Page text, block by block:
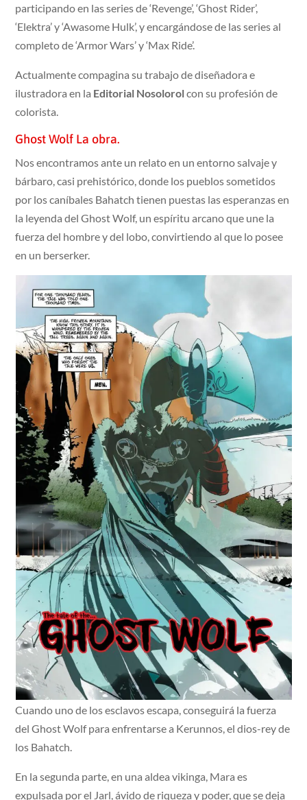
participando en las series de ‘Revenge’, ‘Ghost Rider’,
‘Elektra’ y ‘Awasome Hulk’, y encargándose de las series al
completo de ‘Armor Wars’ y ‘Max Ride’.
Actualmente compagina su trabajo de diseñadora e
ilustradora en la Editorial Nosolorolcon su profesión de
colorista.
Ghost Wolf La obra.
Nos encontramos ante un relato en un entorno salvaje y
bárbaro, casi prehistórico, donde los pueblos sometidos
por los caníbales Bahatch tienen puestas las esperanzas en
la leyenda del Ghost Wolf, un espíritu arcano que une la
fuerza del hombre y del lobo, convirtiendo al que lo posee
en un berserker.
Cuando uno de los esclavos escapa, conseguirá la fuerza
del Ghost Wolf para enfrentarse a Kerunnos, el dios-rey de
los Bahatch.
En la segunda parte, en una aldea vikinga, Mara es
expulsada por el Jarl, ávido de riqueza y poder, que se deja